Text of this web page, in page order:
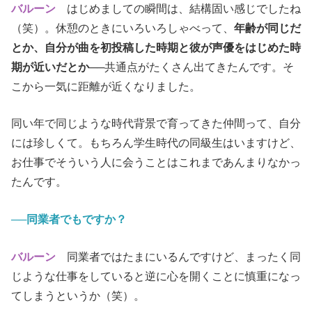
バルーン はじめましての瞬間は、結構固い感じでしたね
（笑）。休憩のときにいろいろしゃべって、 年齢が同じだ
とか、自分が曲を初投稿した時期と彼が声優をはじめた時
期が近いだとか──共通点がたくさん出てきたんです。そ
こから一気に距離が近くなりました。
同い年で同じような時代背景で育ってきた仲間って、自分
には珍しくて。もちろん学生時代の同級生はいますけど、
お仕事でそういう人に会うことはこれまであんまりなかっ
たんです。
──同業者でもですか？
バルーン 同業者ではたまにいるんですけど、まったく同
じような仕事をしていると逆に心を開くことに慎重になっ
てしまうというか（笑）。